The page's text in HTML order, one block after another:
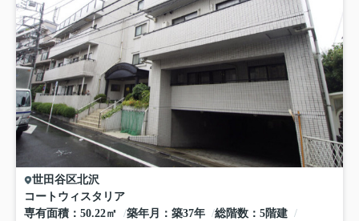
世田谷区北沢
コートウィスタリア
専有面積
50.22㎡ 築年月 築37年 総階数
5階建